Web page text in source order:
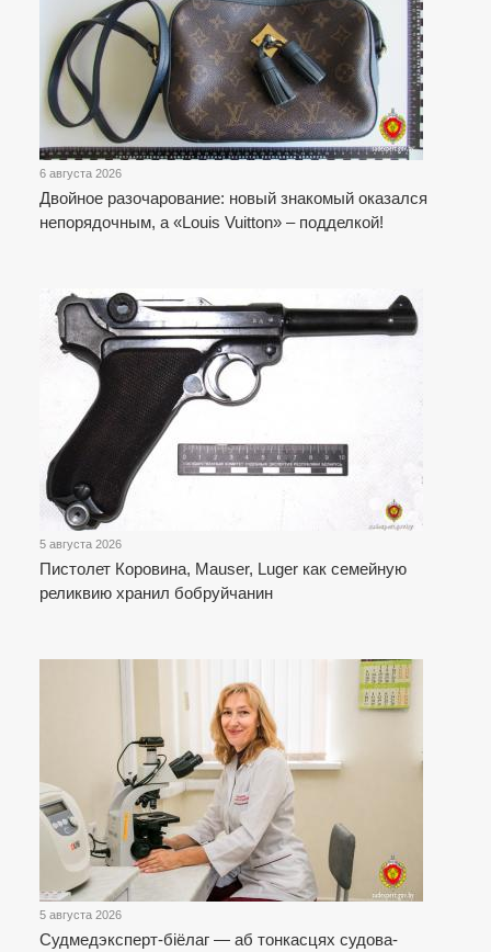
6 августа 2026
Двойное разочарование: новый знакомый оказался
непорядочным, а «Louis Vuitton» – подделкой!
5 августа 2026
Пистолет Коровина, Mauser, Luger как семейную
реликвию хранил бобруйчанин
5 августа 2026
Cудмедэксперт-біёлаг — аб тонкасцях судова-